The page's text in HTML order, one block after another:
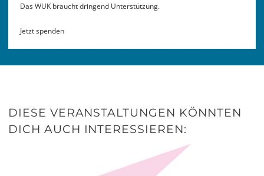
Das WUK braucht dringend Unterstützung.
Jetzt spenden
DIESE VERANSTALTUNGEN KÖNNTEN
DICH AUCH INTERESSIEREN: